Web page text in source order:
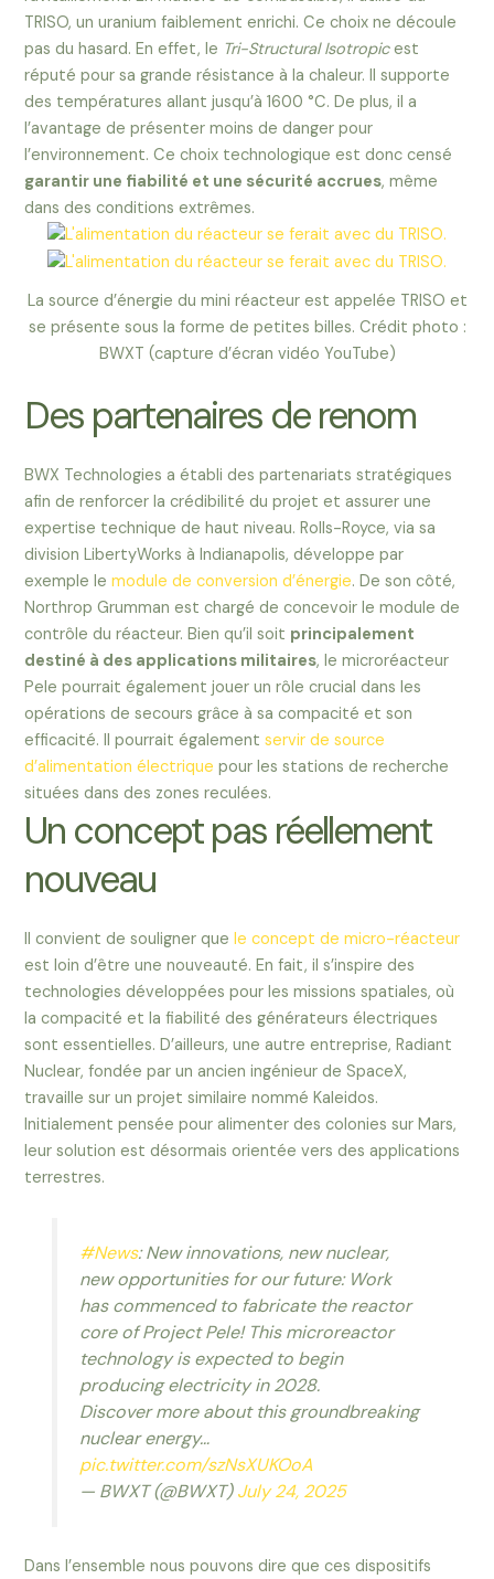
TRISO, un uranium faiblement enrichi. Ce choix ne découle
pas du hasard. En effet, le Tri-Structural Isotropicest
réputé pour sa grande résistance à la chaleur. Il supporte
des températures allant jusqu’à 1600 °C. De plus, il a
l’avantage de présenter moins de danger pour
l’environnement. Ce choix technologique est donc censé
garantir une fiabilité et une sécurité accrues, même
dans des conditions extrêmes.
La source d’énergie du mini réacteur est appelée TRISO et
se présente sous la forme de petites billes. Crédit photo :
BWXT (capture d’écran vidéo YouTube)
Des partenaires de renom
BWX Technologies a établi des partenariats stratégiques
afin de renforcer la crédibilité du projet et assurer une
expertise technique de haut niveau. Rolls-Royce, via sa
division LibertyWorks à Indianapolis, développe par
exemple lemodule de conversion d’énergie. De son côté,
Northrop Grumman est chargé de concevoir le module de
contrôle du réacteur. Bien qu’il soit principalement
destiné à des applications militaires, le microréacteur
Pele pourrait également jouer un rôle crucial dans les
opérations de secours grâce à sa compacité et son
efficacité. Il pourrait égalementservir de source
d’alimentation électrique pour les stations de recherche
situées dans des zones reculées.
Un concept pas réellement
nouveau
Il convient de souligner quele concept de micro-réacteur
est loin d’être une nouveauté. En fait, il s’inspire des
technologies développées pour les missions spatiales, où
la compacité et la fiabilité des générateurs électriques
sont essentielles. D’ailleurs, une autre entreprise, Radiant
Nuclear, fondée par un ancien ingénieur de SpaceX,
travaille sur un projet similaire nommé Kaleidos.
Initialement pensée pour alimenter des colonies sur Mars,
leur solution est désormais orientée vers des applications
terrestres.
#News: New innovations, new nuclear,
new opportunities for our future: Work
has commenced to fabricate the reactor
core of Project Pele! This microreactor
technology is expected to begin
producing electricity in 2028.
Discover more about this groundbreaking
nuclear energy…
pic.twitter.com/szNsXUKOoA
— BWXT (@BWXT)July 24, 2025
Dans l’ensemble nous pouvons dire que ces dispositifs